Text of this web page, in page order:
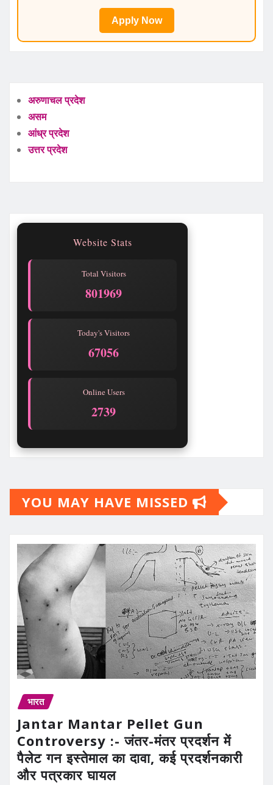
Apply Now
अरुणाचल प्रदेश
असम
आंध्र प्रदेश
उत्तर प्रदेश
Website Stats
Total Visitors
801969
Today's Visitors
67056
Online Users
2739
YOU MAY HAVE MISSED
भारत
Jantar Mantar Pellet Gun
Controversy :- जंतर-मंतर प्रदर्शन में
पैलेट गन इस्तेमाल का दावा, कई प्रदर्शनकारी
और पत्रकार घायल